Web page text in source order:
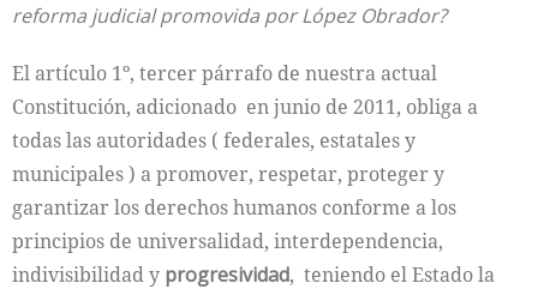
reforma judicial promovida por López Obrador?
El artículo 1º, tercer párrafo de nuestra actual
Constitución, adicionado en junio de 2011, obliga a
todas las autoridades ( federales, estatales y
municipales ) a promover, respetar, proteger y
garantizar los derechos humanos conforme a los
principios de universalidad, interdependencia,
indivisibilidad y progresividad, teniendo el Estado la